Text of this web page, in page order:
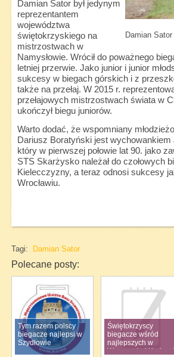
Damian
Damian Sator był jedynym
reprezentantem
województwa
świętokrzyskiego na
mistrzostwach w
Namysłowie. Wrócił do poważnego
letniej przerwie. Jako junior i junior
sukcesy w biegach górskich i z
także na przełaj. W 2015 r.
przełajowych mistrzostwach świata w
ukończył biegu juniorów.
Warto dodać, że wspomniany
Dariusz Boratyński jest wychowankiem
który w pierwszej połowie lat 90. jako
STS Skarżysko należał do czołowych
Kielecczyzny, a teraz odnosi sukcesy
Wrocławiu.
Tagi: Damian Sator
Polecane posty:
Tym razem polscy
biegacze najlepsi w
Szydłowie
Świętokrzyscy
biegacze wśród
najlepszych w
Warszawie i Krakowie